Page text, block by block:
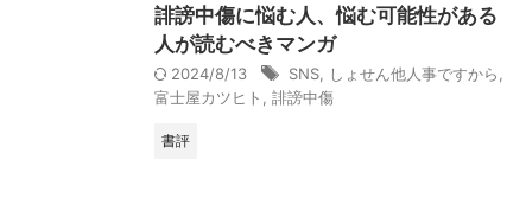
誹謗中傷に悩む人、悩む可能性がある
人が読むべきマンガ
2024/8/13 SNS しょせん他人事ですから
富士屋カツヒト
誹謗中傷
書評